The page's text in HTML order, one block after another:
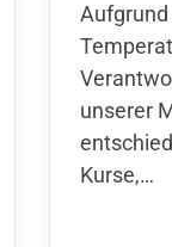
unserer
Kurse,…